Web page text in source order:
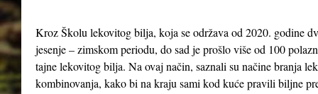
Kroz Školu lekovitog bilja, koja se održava od 2020. godine
jesenje – zimskom periodu, do sad je prošlo više od 100
tajne lekovitog bilja. Na ovaj način, saznali su načine branja
kombinovanja, kako bi na kraju sami kod kuće pravili biljne